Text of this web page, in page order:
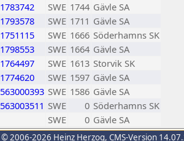
1783742 SWE 1744 Gävle SA
1793578 SWE 1711 Gävle SA
1751115 SWE 1666 Söderhamns SK
1798553 SWE 1664 Gävle SA
1764497 SWE 1613 Storvik SK
1774620 SWE 1597 Gävle SA
563000393 SWE 1586 Gävle SA
563003511 SWE 0 Söderhamns SK
SWE 0 Gävle SA
© 2006-2026 Heinz Herzog, CMS-Version